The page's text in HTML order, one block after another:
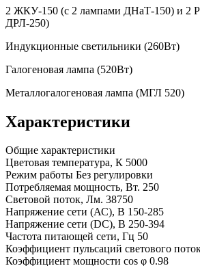
2 ЖКУ-150 (с 2 лампами ДНаТ-150) и 2
ДРЛ-250)
Индукционные светильники (260Вт)
Галогеновая лампа (520Вт)
Металлогалогеновая лампа (МГЛ 520)
Характеристики
Общие характеристики
Цветовая температура, К 5000
Режим работы Без регулировки
Потребляемая мощность, Вт. 250
Световой поток, Лм. 38750
Напряжение сети (АС), В 150-285
Напряжение сети (DC), В 250-394
Частота питающей сети, Гц 50
Коэффициент пульсаций светового
Коэффициент мощности cos φ 0.98